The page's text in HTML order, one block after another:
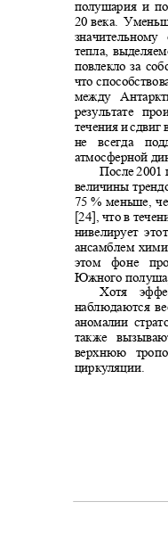
полушария и
20века.
тепла,
повлекло за
что
между
результате
течения и
не всегда
атмосферной
После 2001
величины
75% меньше,
[24], что в
нивелирует
ансамблем
этом фоне
Южного
Хотя
наблюдаются
аномалии
также
верхнюю
циркуляции.